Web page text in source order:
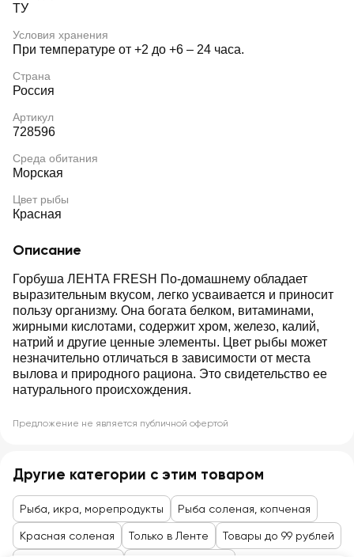
ТУ
Условия хранения
При температуре от +2 до +6 – 24 часа.
Страна
Россия
Артикул
728596
Среда обитания
Морская
Цвет рыбы
Красная
Описание
Горбуша ЛЕНТА FRESH По-домашнему обладает
выразительным вкусом, легко усваивается и приносит
пользу организму. Она богата белком, витаминами,
жирными кислотами, содержит хром, железо, калий,
натрий и другие ценные элементы. Цвет рыбы может
незначительно отличаться в зависимости от места
вылова и природного рациона. Это свидетельство ее
натурального происхождения.
Предложение не является публичной офертой
Другие категории с этим товаром
Рыба, икра, морепродукты Рыба соленая, копченая
Красная соленая Только в Ленте Товары до 99 рублей